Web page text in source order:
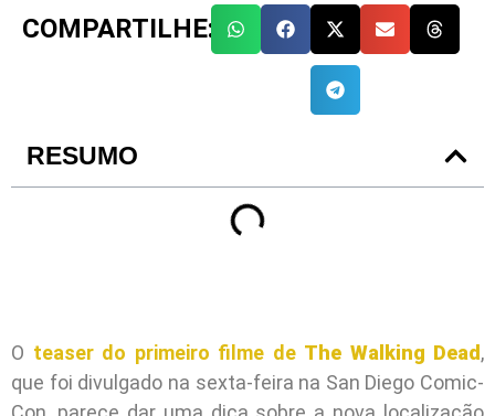
COMPARTILHE:
RESUMO
O teaser do primeiro filme de The Walking Dead,
que foi divulgado na sexta-feira na San Diego Comic-